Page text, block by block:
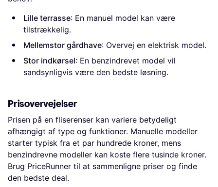
Lille terrasse: En manuel model kan være
tilstrækkelig.
Mellemstor gårdhave: Overvej en elektrisk model.
Stor indkørsel: En benzindrevet model vil
sandsynligvis være den bedste løsning.
Prisovervejelser
Prisen på en fliserenser kan variere betydeligt
afhængigt af type og funktioner. Manuelle modeller
starter typisk fra et par hundrede kroner, mens
benzindrevne modeller kan koste flere tusinde kroner.
Brug PriceRunner til at sammenligne priser og finde
den bedste deal.